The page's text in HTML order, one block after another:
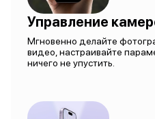
Управление
Мгновенно делайте
видео, настраивайте
ничего не упустить.